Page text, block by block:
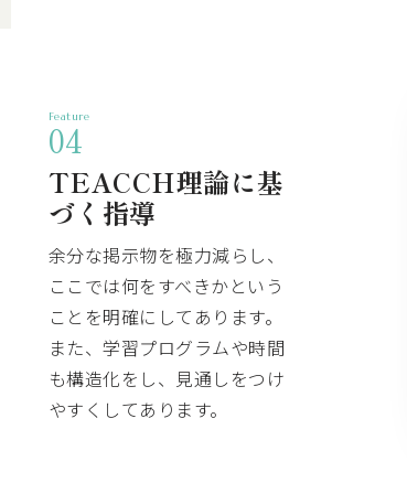
Feature
04
TEACCH理論に基
づく指導
余分な掲示物を極力減らし、
ここでは何をすべきかという
ことを明確にしてあります。
また、学習プログラムや時間
も構造化をし、見通しをつけ
やすくしてあります。